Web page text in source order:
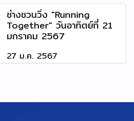
ช่างชวนวิ่ง "Running
Together" วันอาทิตย์ที่ 21
มกราคม 2567
27 ม.ค. 2567